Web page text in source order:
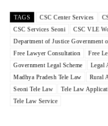
TAGS CSC Center Services
CSC Services Seoni
CSC VLE
Department of Justice Government
Free Lawyer Consultation
Free
Government Legal Scheme
Legal
Madhya Pradesh Tele Law
Rural
Seoni Tele Law
Tele Law
Tele Law Service